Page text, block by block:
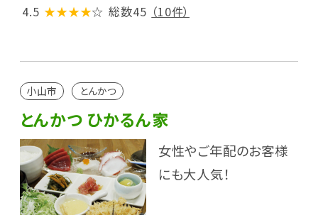
4.5 ★★★★☆ 総数45 （10件）
小山市 とんかつ
とんかつ ひかるん家
女性やご年配のお客様
にも大人気！